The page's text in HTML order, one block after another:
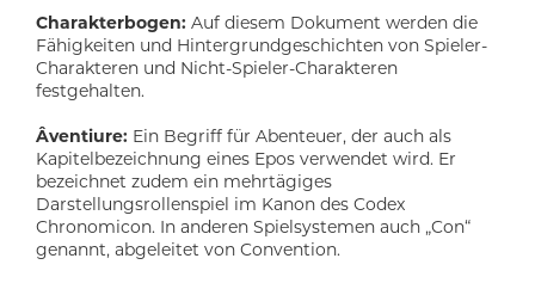
Charakterbogen: Auf diesem Dokument werden die
Fähigkeiten und Hintergrundgeschichten von Spieler-
Charakteren und Nicht-Spieler-Charakteren
festgehalten.
Âventiure: Ein Begriff für Abenteuer, der auch als
Kapitelbezeichnung eines Epos verwendet wird. Er
bezeichnet zudem ein mehrtägiges
Darstellungsrollenspiel im Kanon des Codex
Chronomicon. In anderen Spielsystemen auch „Con“
genannt, abgeleitet von Convention.